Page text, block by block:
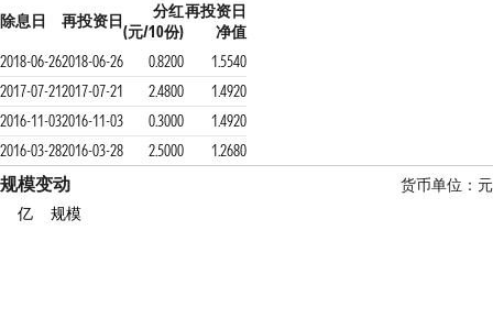
除息日 再投资日
分红
(元/10份)
再投资日
净值
2018-06-262018-06-26 0.8200
1.5540
2017-07-212017-07-21 2.4800
1.4920
2016-11-032016-11-03 0.3000
1.4920
2016-03-282016-03-28 2.5000 1.2680
规模变动
货币单位：元
亿
规模